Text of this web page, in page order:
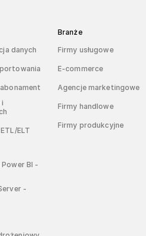
danych
ELT
BI -
-
Branże
Firmy usługowe
E-commerce
Agencje marketingowe
Firmy handlowe
Firmy produkcyjne